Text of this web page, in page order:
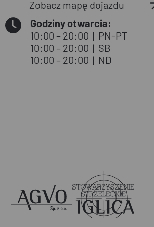
Zobacz mapę dojazdu
Godziny otwarcia:
10:00 – 20:00 |PN-PT
10:00 – 20:00 |SB
10:00 – 20:00 |ND
Agvo Iglica